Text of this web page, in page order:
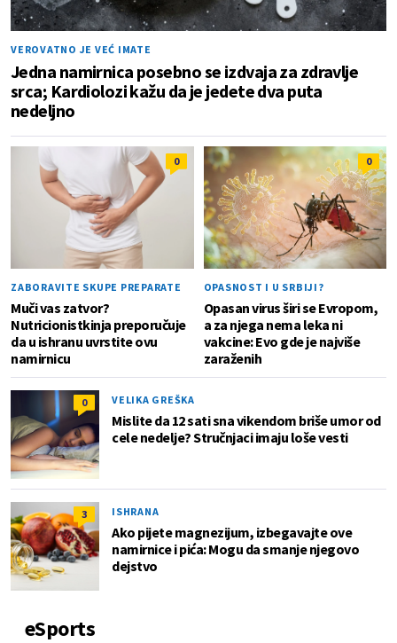
VEROVATNO JE VEĆ IMATE
Jedna namirnica posebno se izdvaja za zdravlje
srca; Kardiolozi kažu da je jedete dva puta
nedeljno
0
ZABORAVITE SKUPE PREPARATE
Muči vas zatvor?
Nutricionistkinja preporučuje
da u ishranu uvrstite ovu
namirnicu
0
OPASNOST I U SRBIJI?
Opasan virus širi se Evropom,
a za njega nema leka ni
vakcine: Evo gde je najviše
zaraženih
0 VELIKA GREŠKA
Mislite da 12 sati sna vikendom briše umor od
cele nedelje? Stručnjaci imaju loše vesti
3 ISHRANA
Ako pijete magnezijum, izbegavajte ove
namirnice i pića: Mogu da smanje njegovo
dejstvo
eSports